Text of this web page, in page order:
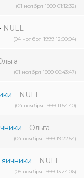
(01 ноября 1999 01:12:32)
NULL
(04 ноября 1999 12:00:04)
(01 ноября 1999 00:43:47)
– NULL
(04 ноября 1999 11:54:40)
– Ольга
(04 ноября 1999 19:22:54)
– NULL
(05 ноября 1999 13:24:06)